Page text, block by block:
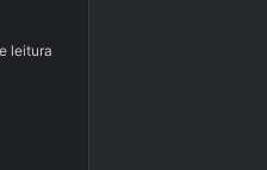
leitura